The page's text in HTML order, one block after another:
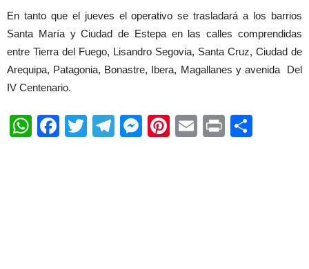
En tanto que el jueves el operativo se trasladará a los barrios
Santa María y Ciudad de Estepa en las calles comprendidas
entre Tierra del Fuego, Lisandro Segovia, Santa Cruz, Ciudad de
Arequipa, Patagonia, Bonastre, Ibera, Magallanes y avenida Del
IV Centenario.
WhatsApp
Facebook
TwitterTelegram
Messenger
Pinterest
EmailPrint